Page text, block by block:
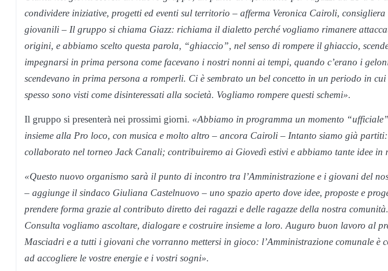
condividere iniziative, progetti ed eventi sul territorio – afferma Veronica Cairoli,
giovanili – Il gruppo si chiama Giazz: richiama il dialetto perché vogliamo rimanere
origini, e abbiamo scelto questa parola, “ghiaccio”, nel senso di rompere il ghiaccio,
impegnarsi in prima persona come facevano i nostri nonni ai tempi, quando c’erano i
scendevano in prima persona a romperli. Ci è sembrato un bel concetto in un periodo in
spesso sono visti come disinteressati alla società. Vogliamo rompere questi schemi».
Il gruppo si presenterà nei prossimi giorni. «Abbiamo in programma un momento
insieme alla Pro loco, con musica e molto altro – ancora Cairoli – Intanto siamo già
collaborato nel torneo Jack Canali; contribuiremo ai Giovedì estivi e abbiamo tante idee in
«Questo nuovo organismo sarà il punto di incontro tra l’Amministrazione e i giovani del
– aggiunge il sindaco Giuliana Castelnuovo – uno spazio aperto dove idee, proposte e
prendere forma grazie al contributo diretto dei ragazzi e delle ragazze della nostra
Consulta vogliamo ascoltare, dialogare e costruire insieme a loro. Auguro buon lavoro al
Masciadri e a tutti i giovani che vorranno mettersi in gioco: l’Amministrazione comunale è
ad accogliere le vostre energie e i vostri sogni».